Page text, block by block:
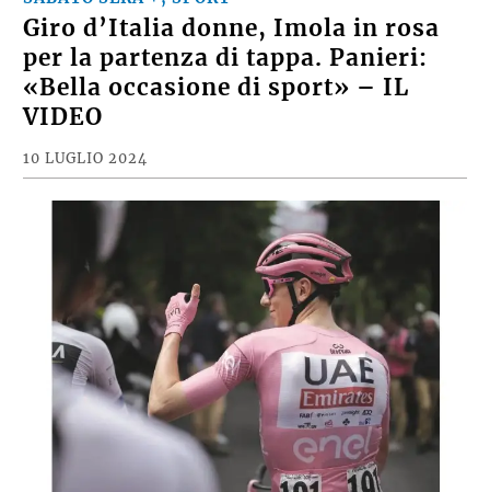
Giro d’Italia donne, Imola in rosa
per la partenza di tappa. Panieri:
«Bella occasione di sport» – IL
VIDEO
10 LUGLIO 2024